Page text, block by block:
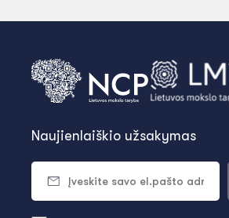
Naujienlaiškio užsakymas